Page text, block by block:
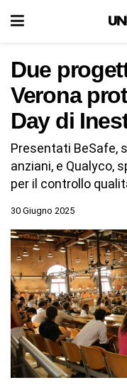
Due
Verona
Day di
Presentati BeSafe,
anziani, e Qualyco,
per il controllo
30 Giugno 2025